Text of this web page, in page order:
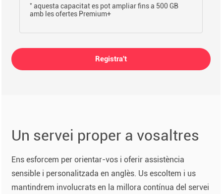
* aquesta capacitat es pot ampliar fins a 500 GB
amb les ofertes Premium+
Registra't
Un servei proper a vosaltres
Ens esforcem per orientar-vos i oferir assistència
sensible i personalitzada en anglès. Us escoltem i us
mantindrem involucrats en la millora contínua del servei